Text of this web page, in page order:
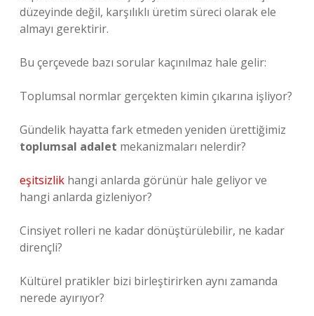
düzeyinde değil, karşılıklı üretim süreci olarak ele
almayı gerektirir.
Bu çerçevede bazı sorular kaçınılmaz hale gelir:
Toplumsal normlar gerçekten kimin çıkarına işliyor?
Gündelik hayatta fark etmeden yeniden ürettiğimiz
toplumsal adalet mekanizmaları nelerdir?
eşitsizlik hangi anlarda görünür hale geliyor ve
hangi anlarda gizleniyor?
Cinsiyet rolleri ne kadar dönüştürülebilir, ne kadar
dirençli?
Kültürel pratikler bizi birleştirirken aynı zamanda
nerede ayırıyor?